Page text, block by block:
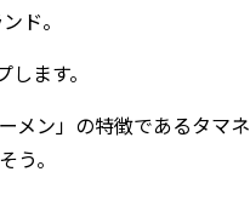
ド。
ます。
メン」の特徴であるタマネ
う。